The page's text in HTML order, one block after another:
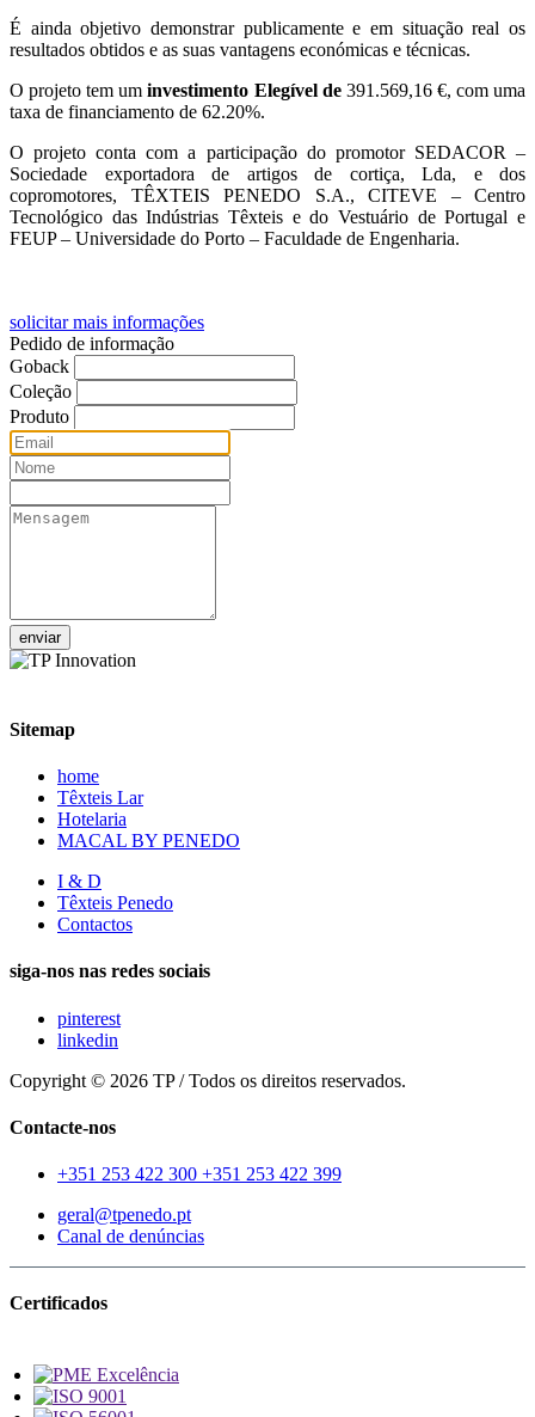
É ainda objetivo demonstrar publicamente e em situação real os
resultados obtidos e as suas vantagens económicas e técnicas.
O projeto tem uminvestimento Elegível de 391.569,16 €, com uma
taxa de financiamento de 62.20%.
O projeto conta com a participação do promotor SEDACOR –
Sociedade exportadora de artigos de cortiça, Lda, e dos
copromotores, TÊXTEIS PENEDO S.A., CITEVE – Centro
Tecnológico das Indústrias Têxteis e do Vestuário de Portugal e
FEUP – Universidade do Porto – Faculdade de Engenharia.
solicitar mais informações
Pedido de informação
Goback
Coleção
Produto
enviar
Sitemap
home
Têxteis Lar
Hotelaria
MACAL BY PENEDO
I & D
Têxteis Penedo
Contactos
siga-nos nas redes sociais
pinterest
linkedin
Copyright © 2026 TP / Todos os direitos reservados.
Contacte-nos
+351 253 422 300 +351 253 422 399
geral@tpenedo.pt
Canal de denúncias
Certificados